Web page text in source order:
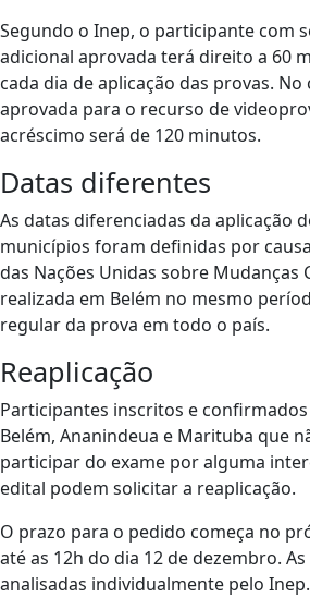
Segundo o Inep, o participante com
adicional aprovada terá direito a 60
cada dia de aplicação das provas.
aprovada para o recurso de
acréscimo será de 120 minutos.
Datas diferentes
As datas diferenciadas da aplicação
municípios foram definidas por
das Nações Unidas sobre Mudanças
realizada em Belém no mesmo
regular da prova em todo o país.
Reaplicação
Participantes inscritos e
Belém, Ananindeua e Marituba que
participar do exame por alguma
edital podem solicitar a reaplicação.
O prazo para o pedido começa no
até as 12h do dia 12 de dezembro.
analisadas individualmente pelo Inep.